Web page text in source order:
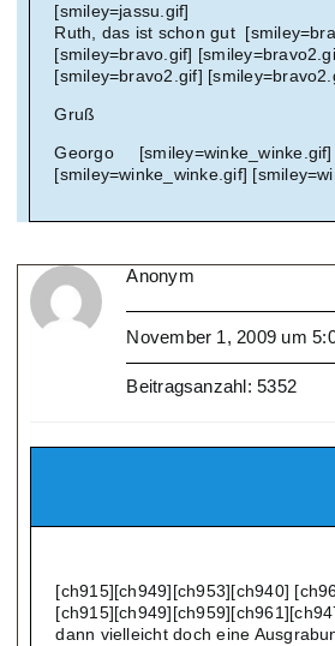
[smiley=jassu.gif]
Ruth, das ist schon gut
[smiley=bravo.gif]
[smiley=bravo2.gif]
Gruß
Georgo [smiley=winke_winke.gif]
[smiley=winke_winke.gif]
Anonym
November 1, 2009 um
Beitragsanzahl: 5352
[ch915][ch949][ch953][ch940]
dann vielleicht doch eine